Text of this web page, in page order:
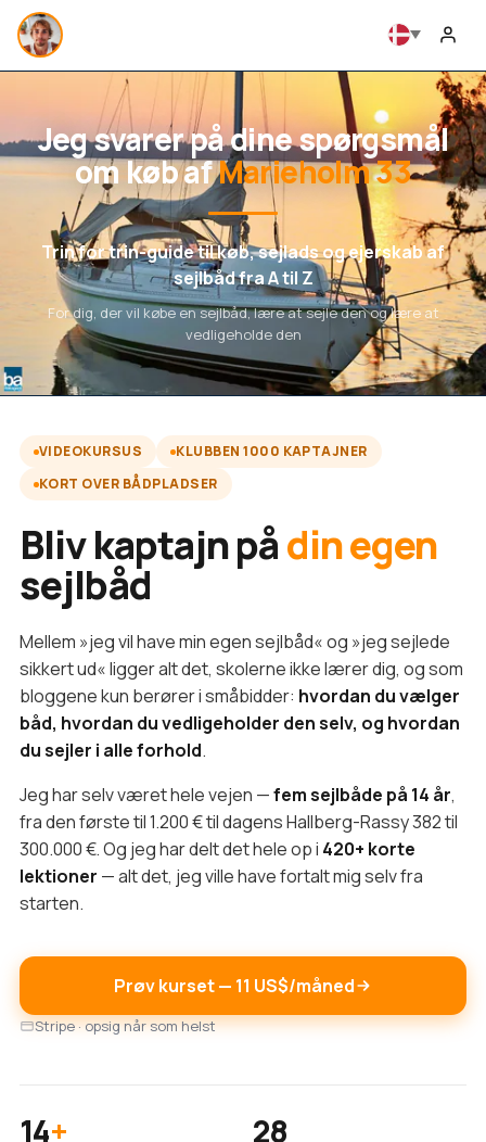
Jeg svarer på dine spørgsmål
om køb afMarieholm 33
Trin for trin-guide til køb, sejlads og ejerskab af
sejlbåd fra A til Z
For dig, der vil købe en sejlbåd, lære at sejle den og lære at
vedligeholde den
VIDEOKURSUS
KLUBBEN 1000 KAPTAJNER
KORT OVER BÅDPLADSER
Bliv kaptajn pådin egen
sejlbåd
Mellem »jeg vil have min egen sejlbåd« og »jeg sejlede
sikkert ud« ligger alt det, skolerne ikke lærer dig, og som
bloggene kun berører i småbidder: hvordan du vælger
båd, hvordan du vedligeholder den selv, og hvordan
du sejler i alle forhold.
Jeg har selv været hele vejen —fem sejlbåde på 14 år,
fra den første til 1.200 € til dagens Hallberg-Rassy 382 til
300.000 €. Og jeg har delt det hele op i 420+ korte
lektioner — alt det, jeg ville have fortalt mig selv fra
starten.
Prøv kurset — 11 US$/måned
Stripe · opsig når som helst
14+ 28